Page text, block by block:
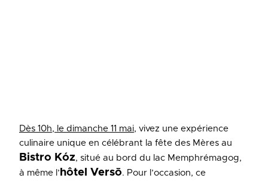
Dès 10h, le dimanche 11 mai, vivez une expérience
culinaire unique en célébrant la fête des Mères au
Bistro Kóz, situé au bord du lac Memphrémagog,
à même l’ hôtel Versō. Pour l’occasion, ce